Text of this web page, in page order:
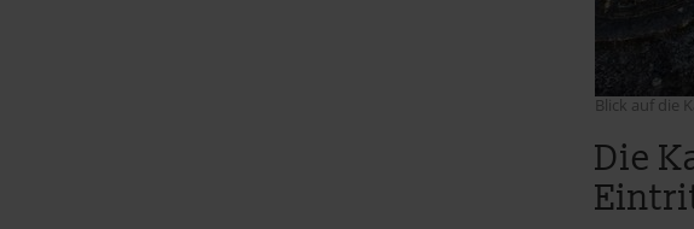
Blick auf die
Die